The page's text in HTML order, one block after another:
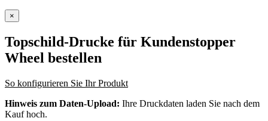
×
Topschild-Drucke für Kundenstopper
Wheel bestellen
So konfigurieren Sie Ihr Produkt
Hinweis zum Daten-Upload: Ihre Druckdaten laden Sie nach dem
Kauf hoch.